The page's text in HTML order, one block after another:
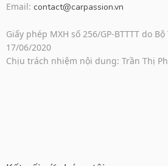
Email: contact@carpassion.vn
Giấy phép MXH số 256/GP-BTTTT do
17/06/2020
Chịu trách nhiệm nội dung: Trần Thị